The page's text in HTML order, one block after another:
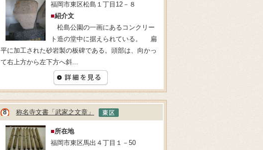
福岡市東区松島１丁目12－８
■紹介文
松島公園の一画にあるコンクリー
ト造の堂中に据えられている。 扁
平に加工された砂岩製の板碑である。頭部は、向かっ
て右上方から左下方へ斜...
8 称名寺文書「武家之文章」
■所在地
福岡市東区馬出４丁目１－50